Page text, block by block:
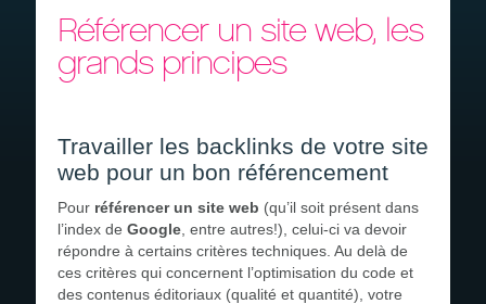
Contact
Devis gratuit
Référencer un site web, les
grands principes
Travailler les backlinks de votre site
web pour un bon référencement
Pour référencer un site web (qu’il soit présent dans
l’index de Google , entre autres!), celui-ci va devoir
répondre à certains critères techniques. Au delà de
ces critères qui concernent l’optimisation du code et
des contenus éditoriaux (qualité et quantité), votre